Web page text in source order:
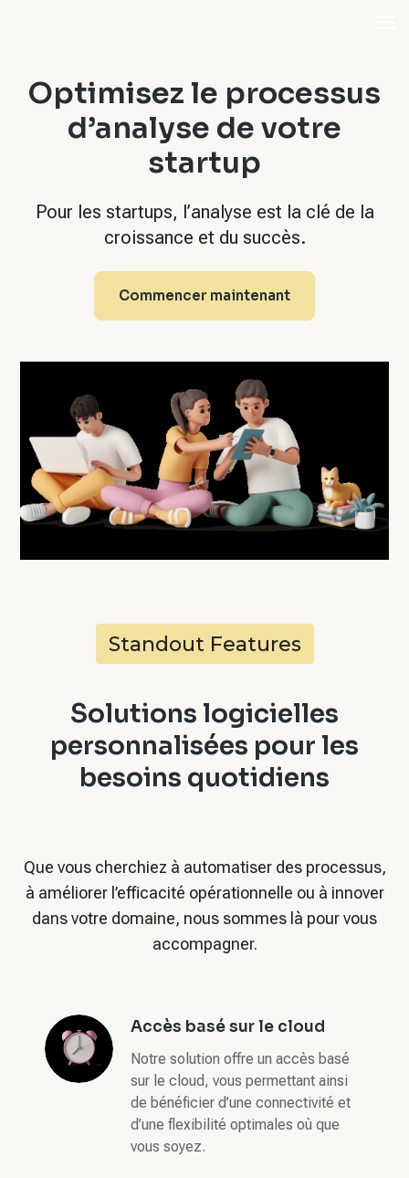
Optimisez le processus
d’analyse de votre
startup
Pour les startups, l’analyse est la clé de la
croissance et du succès.
Commencer maintenant
Standout Features
Solutions logicielles
personnalisées pour les
besoins quotidiens
Que vous cherchiez à automatiser des processus,
à améliorer l’efficacité opérationnelle ou à innover
dans votre domaine, nous sommes là pour vous
accompagner.
Accès basé sur le cloud
Notre solution offre un accès basé
sur le cloud, vous permettant ainsi
de bénéficier d’une connectivité et
d’une flexibilité optimales où que
vous soyez.